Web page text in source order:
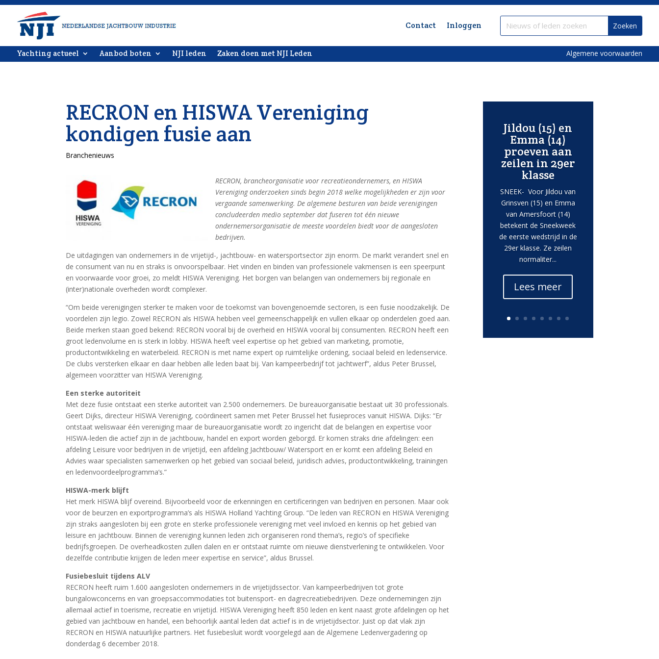
Contact Inloggen
Yachting actueel Aanbod boten NJI leden Zaken doen met NJI Leden Algemene voorwaarden
RECRON en HISWA Vereniging
kondigen fusie aan
Branchenieuws
RECRON, brancheorganisatie voor recreatieondernemers, en HISWA
Vereniging onderzoeken sinds begin 2018 welke mogelijkheden er zijn voor
vergaande samenwerking. De algemene besturen van beide verenigingen
concludeerden medio september dat fuseren tot één nieuwe
ondernemersorganisatie de meeste voordelen biedt voor de aangesloten
bedrijven.
De uitdagingen van ondernemers in de vrijetijd-, jachtbouw- en watersportsector zijn enorm. De markt verandert snel en
de consument van nu en straks is onvoorspelbaar. Het vinden en binden van professionele vakmensen is een speerpunt
en voorwaarde voor groei, zo meldt HISWA Vereniging. Het borgen van belangen van ondernemers bij regionale en
(inter)nationale overheden wordt complexer.
“Om beide verenigingen sterker te maken voor de toekomst van bovengenoemde sectoren, is een fusie noodzakelijk. De
voordelen zijn legio. Zowel RECRON als HISWA hebben veel gemeenschappelijk en vullen elkaar op onderdelen goed aan.
Beide merken staan goed bekend: RECRON vooral bij de overheid en HISWA vooral bij consumenten. RECRON heeft een
groot ledenvolume en is sterk in lobby. HISWA heeft veel expertise op het gebied van marketing, promotie,
productontwikkeling en waterbeleid. RECRON is met name expert op ruimtelijke ordening, sociaal beleid en ledenservice.
De clubs versterken elkaar en daar hebben alle leden baat bij. Van kampeerbedrijf tot jachtwerf”, aldus Peter Brussel,
algemeen voorzitter van HISWA Vereniging.
Een sterke autoriteit
Met deze fusie ontstaat een sterke autoriteit van 2.500 ondernemers. De bureauorganisatie bestaat uit 30 professionals.
Geert Dijks, directeur HISWA Vereniging, coördineert samen met Peter Brussel het fusieproces vanuit HISWA. Dijks: “Er
ontstaat weliswaar één vereniging maar de bureauorganisatie wordt zo ingericht dat de belangen en expertise voor
HISWA-leden die actief zijn in de jachtbouw, handel en export worden geborgd. Er komen straks drie afdelingen: een
afdeling Leisure voor bedrijven in de vrijetijd, een afdeling Jachtbouw/ Watersport en er komt een afdeling Beleid en
Advies waar specialisten samenwerken op het gebied van sociaal beleid, juridisch advies, productontwikkeling, trainingen
en ledenvoordeelprogramma’s.”
HISWA-merk blijft
Het merk HISWA blijf overeind. Bijvoorbeeld voor de erkenningen en certificeringen van bedrijven en personen. Maar ook
voor de beurzen en exportprogramma’s als HISWA Holland Yachting Group. “De leden van RECRON en HISWA Vereniging
zijn straks aangesloten bij een grote en sterke professionele vereniging met veel invloed en kennis op het gebied van
leisure en jachtbouw. Binnen de vereniging kunnen leden zich organiseren rond thema’s, regio’s of specifieke
bedrijfsgroepen. De overheadkosten zullen dalen en er ontstaat ruimte om nieuwe dienstverlening te ontwikkelen. Voor
dezelfde contributie krijgen de leden meer expertise en service”, aldus Brussel.
Fusiebesluit tijdens ALV
RECRON heeft ruim 1.600 aangesloten ondernemers in de vrijetijdssector. Van kampeerbedrijven tot grote
bungalowconcerns en van groepsaccommodaties tot buitensport- en dagrecreatiebedrijven. Deze ondernemingen zijn
allemaal actief in toerisme, recreatie en vrijetijd. HISWA Vereniging heeft 850 leden en kent naast grote afdelingen op het
gebied van jachtbouw en handel, een behoorlijk aantal leden dat actief is in de vrijetijdsector. Juist op dat vlak zijn
RECRON en HISWA natuurlijke partners. Het fusiebesluit wordt voorgelegd aan de Algemene Ledenvergadering op
donderdag 6 december 2018.
Jildou (15) en
Emma (14)
proeven aan
zeilen in 29er
klasse
SNEEK- Voor Jildou van
Grinsven (15) en Emma
van Amersfoort (14)
betekent de Sneekweek
de eerste wedstrijd in de
29er klasse. Ze zeilen
normaliter...
Lees meer